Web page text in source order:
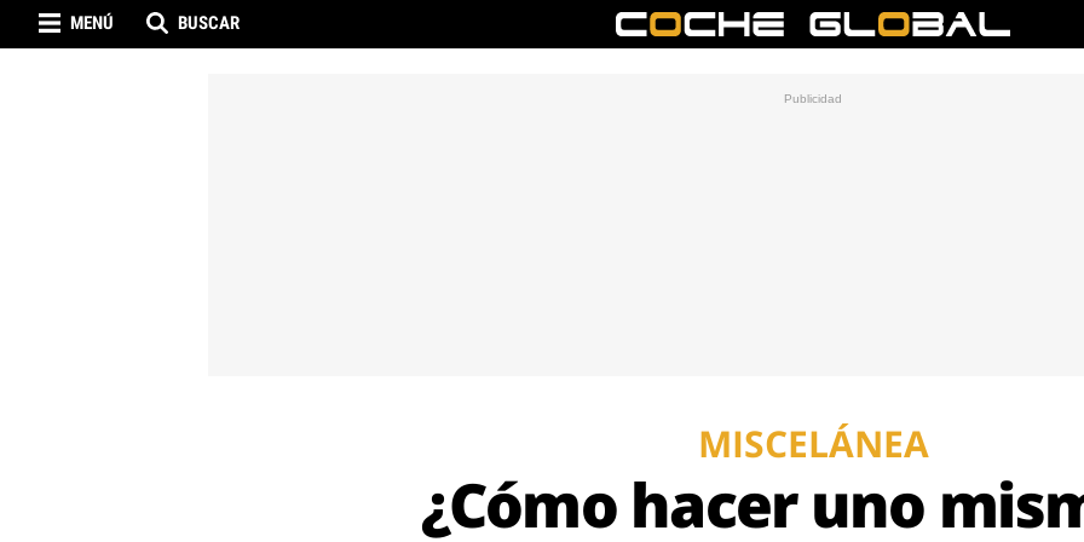
MENÚ BUSCAR
MISCELÁNEA
¿Cómo hacer uno